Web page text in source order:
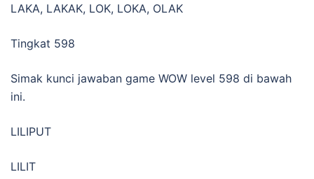
LAKA, LAKAK, LOK, LOKA, OLAK
Tingkat 598
Simak kunci jawaban game WOW level 598 di bawah
ini.
LILIPUT
LILIT